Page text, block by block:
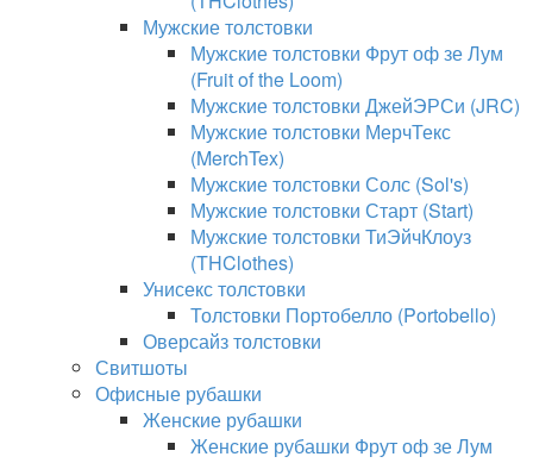
Мужские толстовки
Мужские толстовки Фрут оф зе Лум
(Fruit of the Loom)
Мужские толстовки ДжейЭРСи (JRC)
Мужские толстовки МерчТекс
(MerchTex)
Мужские толстовки Солс (Sol's)
Мужские толстовки Старт (Start)
Мужские толстовки ТиЭйчКлоуз
(THClothes)
Унисекс толстовки
Толстовки Портобелло (Portobello)
Оверсайз толстовки
Свитшоты
Офисные рубашки
Женские рубашки
Женские рубашки Фрут оф зе Лум